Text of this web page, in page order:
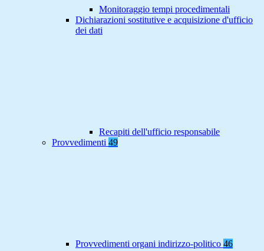
Monitoraggio tempi procedimentali
Dichiarazioni sostitutive e acquisizione d'ufficio
dei dati
Recapiti dell'ufficio responsabile
Provvedimenti 49
Provvedimenti organi indirizzo-politico 46